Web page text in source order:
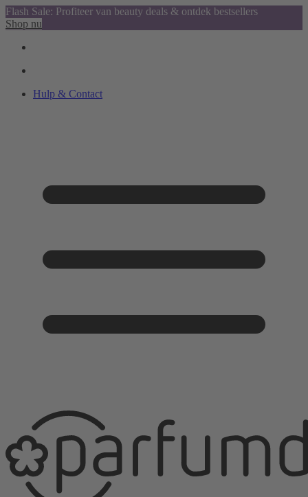
Flash Sale: Profiteer van beauty deals & ontdek bestsellers
Shop nu
Hulp & Contact